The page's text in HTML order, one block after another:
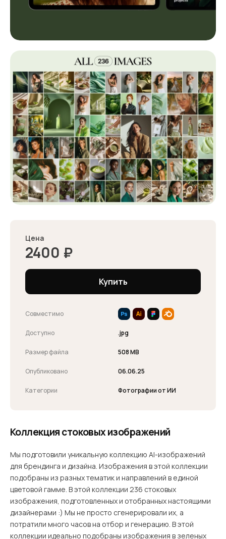
Цена
2400 ₽
Купить
Совместимо
Доступно .jpg
Размер файла 508 MB
Опубликовано 06.06.25
Категории Фотографии от ИИ
Коллекция стоковых изображений
Мы подготовили уникальную коллекцию AI-изображений
для брендинга и дизайна. Изображения в этой коллекции
подобраны из разных тематик и направлений в единой
цветовой гамме. В этой коллекции 236 стоковых
изображения, подготовленных и отобранных настоящими
дизайнерами :) Мы не просто сгенерировали их, а
потратили много часов на отбор и генерацию. В этой
коллекции идеально подобраны изображения в зеленых